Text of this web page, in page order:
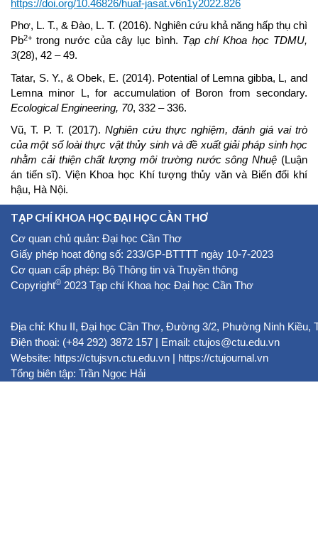
https://doi.org/10.46826/huaf-jasat.v6n1y2022.826
Phơ, L. T., & Đào, L. T. (2016). Nghiên cứu khả năng hấp thụ chì
Pb2+ trong nước của cây lục bình. Tạp chí Khoa học TDMU,
3(28), 42 – 49.
Tatar, S. Y., & Obek, E. (2014). Potential of Lemna gibba, L, and
Lemna minor L, for accumulation of Boron from secondary.
Ecological Engineering, 70, 332 – 336.
Vũ, T. P. T. (2017).Nghiên cứu thực nghiệm, đánh giá vai trò
của một số loài thực vật thủy sinh và đề xuất giải pháp sinh học
nhằm cải thiện chất lượng môi trường nước sông Nhuệ (Luận
án tiến sĩ). Viện Khoa học Khí tượng thủy văn và Biến đổi khí
hậu, Hà Nội.
TẠP CHÍ KHOA HỌC ĐẠI HỌC CẦN THƠ
Cơ quan chủ quản: Đại học Cần Thơ
Giấy phép hoạt động số: 233/GP-BTTTT ngày 10-7-2023
Cơ quan cấp phép: Bộ Thông tin và Truyền thông
Copyright© 2023 Tạp chí Khoa học Đại học Cần Thơ
Địa chỉ: Khu II, Đại học Cần Thơ, Đường 3/2, Phường Ninh Kiều,
Điện thoại: (+84 292) 3872 157 | Email: ctujos@ctu.edu.vn
Website: https://ctujsvn.ctu.edu.vn | https://ctujournal.vn
Tổng biên tập: Trần Ngọc Hải